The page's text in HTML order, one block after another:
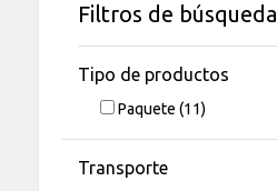
Filtros de búsqueda
Tipo de productos
Paquete (11)
Transporte